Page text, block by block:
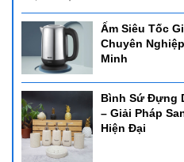
Ấm Siêu Tốc
Chuyên
Minh
Bình Sứ Đựng
– Giải Pháp
Hiện Đại